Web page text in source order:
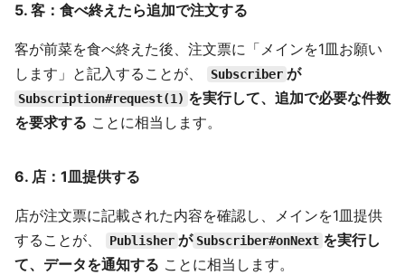
5. 客：食べ終えたら追加で注文する
客が前菜を食べ終えた後、注文票に「メインを1皿お願い
します」と記入することが、
Subscriber が
Subscription#request(1) を実行して、追加で必要な件数
を要求する ことに相当します。
6. 店：1皿提供する
店が注文票に記載された内容を確認し、メインを1皿提供
することが、
Publisher が Subscriber#onNext を実行し
て、データを通知する ことに相当します。